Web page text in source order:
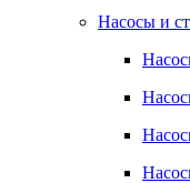
Насосы и